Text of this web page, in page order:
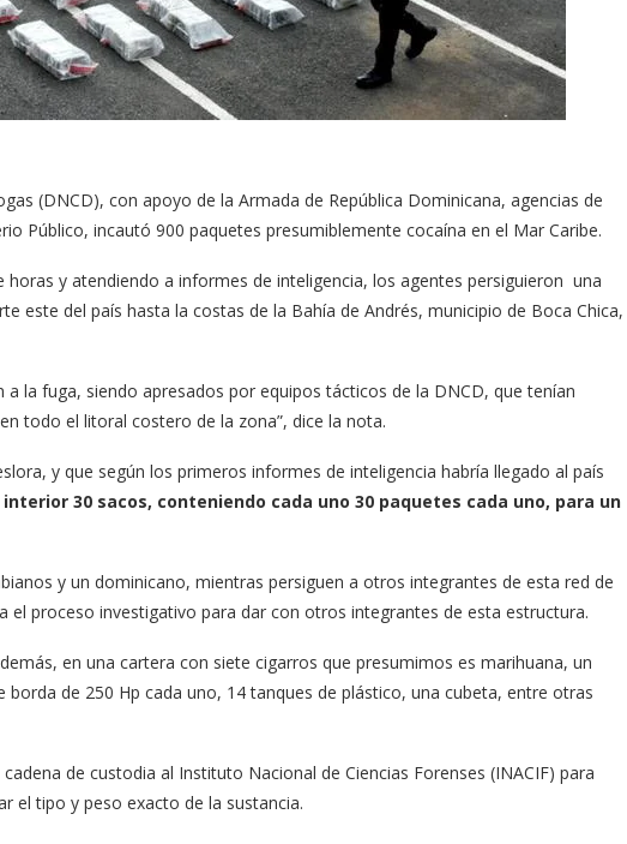
(DNCD), con apoyo de la Armada de República Dominicana, agencias de
Público, incautó 900 paquetes presumiblemente cocaína en el Mar Caribe.
horas y atendiendo a informes de inteligencia, los agentes persiguieron una
este del país hasta la costas de la Bahía de Andrés, municipio de Boca Chica,
la fuga, siendo apresados por equipos tácticos de la DNCD, que tenían
todo el litoral costero de la zona”, dice la nota.
y que según los primeros informes de inteligencia habría llegado al país
30 sacos, conteniendo cada uno 30 paquetes cada uno, para un
y un dominicano, mientras persiguen a otros integrantes de esta red de
el proceso investigativo para dar con otros integrantes de esta estructura.
en una cartera con siete cigarros que presumimos es marihuana, un
de 250 Hp cada uno, 14 tanques de plástico, una cubeta, entre otras
de custodia al Instituto Nacional de Ciencias Forenses (INACIF) para
el tipo y peso exacto de la sustancia.